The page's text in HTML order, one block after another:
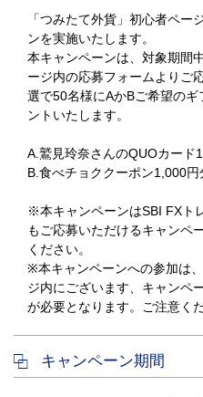
「つみたて外貨」初心者ペー
ンを実施いたします。
本キャンペーンは、対象期間
ージ内の応募フォームよりご
選で50名様にAかBご希望の
ントいたします。
A.鷲見玲奈さんのQUOカード
B.食べチョククーポン1,000円
※本キャンペーンはSBI FXト
もご応募いただけるキャンペ
ください。
※本キャンペーンへの参加は
ジ内にございます、キャンペ
が必要となります。ご注意くだ
キャンペーン期間